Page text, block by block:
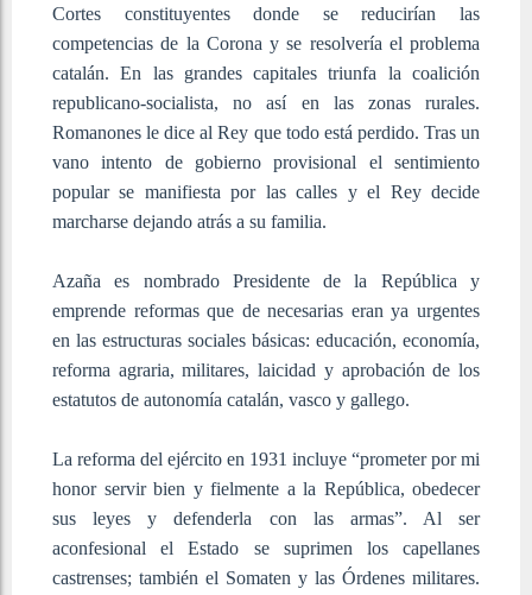
Cortes constituyentes donde se reducirían las
competencias de la Corona y se resolvería el problema
catalán. En las grandes capitales triunfa la coalición
republicano-socialista, no así en las zonas rurales.
Romanones le dice al Rey que todo está perdido. Tras un
vano intento de gobierno provisional el sentimiento
popular se manifiesta por las calles y el Rey decide
marcharse dejando atrás a su familia.
Azaña es nombrado Presidente de la República y
emprende reformas que de necesarias eran ya urgentes
en las estructuras sociales básicas: educación, economía,
reforma agraria, militares, laicidad y aprobación de los
estatutos de autonomía catalán, vasco y gallego.
La reforma del ejército en 1931 incluye “prometer por mi
honor servir bien y fielmente a la República, obedecer
sus leyes y defenderla con las armas”. Al ser
aconfesional el Estado se suprimen los capellanes
castrenses; también el Somaten y las Órdenes militares.